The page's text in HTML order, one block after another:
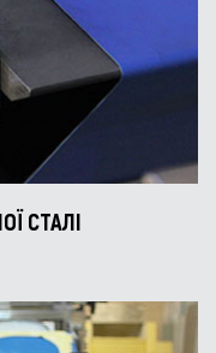
СТАЛІ